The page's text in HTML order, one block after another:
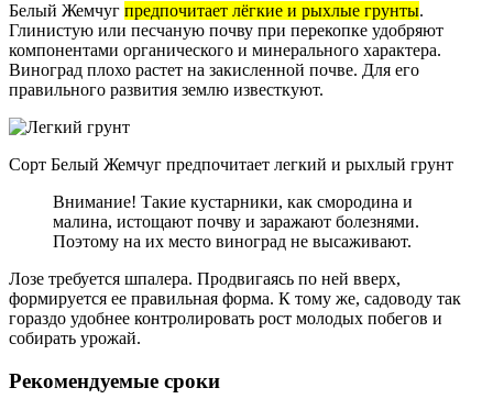
Белый Жемчуг предпочитает лёгкие и рыхлые грунты.
Глинистую или песчаную почву при перекопке удобряют
компонентами органического и минерального характера.
Виноград плохо растет на закисленной почве. Для его
правильного развития землю известкуют.
Сорт Белый Жемчуг предпочитает легкий и рыхлый грунт
Внимание! Такие кустарники, как смородина и
малина, истощают почву и заражают болезнями.
Поэтому на их место виноград не высаживают.
Лозе требуется шпалера. Продвигаясь по ней вверх,
формируется ее правильная форма. К тому же, садоводу так
гораздо удобнее контролировать рост молодых побегов и
собирать урожай.
Рекомендуемые сроки